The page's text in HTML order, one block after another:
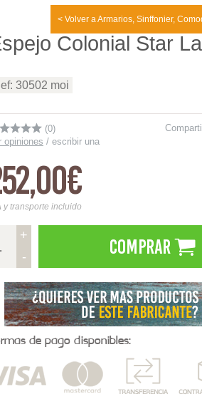
< Volver a Armarios, Sinffonier,
Colonial Star
30502 moi
(0)
opiniones / escribir una
y transporte incluido
+
-
Comprar
de pago disponibles: